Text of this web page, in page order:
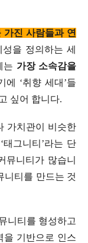
진 사람들과 연
을 정의하는 세
는 가장 소속감을
에 ‘취향 세대’들
싶어 합니다.
가치관이 비슷한
그니티’라는 단
뮤니티가 많습니
니티를 만드는 것
니티를 형성하고
을 기반으로 인스